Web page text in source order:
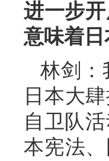
进一步
意味着
林剑：
日本大
自卫队
本宪法